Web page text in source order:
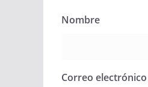
Nombre
Correo electrónico